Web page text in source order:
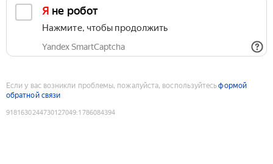
Я не робот
Нажмите, чтобы продолжить
Yandex SmartCaptcha
Если у вас возникли проблемы, пожалуйста, воспользуйтесьформой
обратной связи
9181630244730127049:1786084394